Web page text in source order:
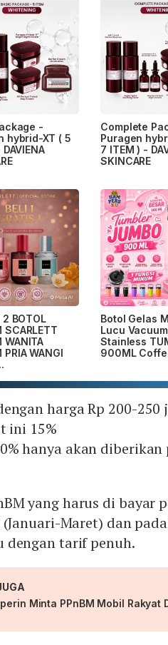
-
hybrid-XT ( 5
Complete
Puragen
7 ITEM ) -
SKINCARE
2 BOTOL
SCARLETT
WANITA
PRIA WANGI
Botol Gelas
Lucu
Stainless
900ML
harga Rp 200-250
ini 15%
hanya akan
yang harus di bayar
Maret) dan
dengan tarif penuh.
Minta PPnBM Mobil